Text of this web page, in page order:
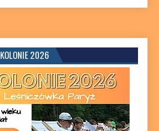
KOLONIE 2026